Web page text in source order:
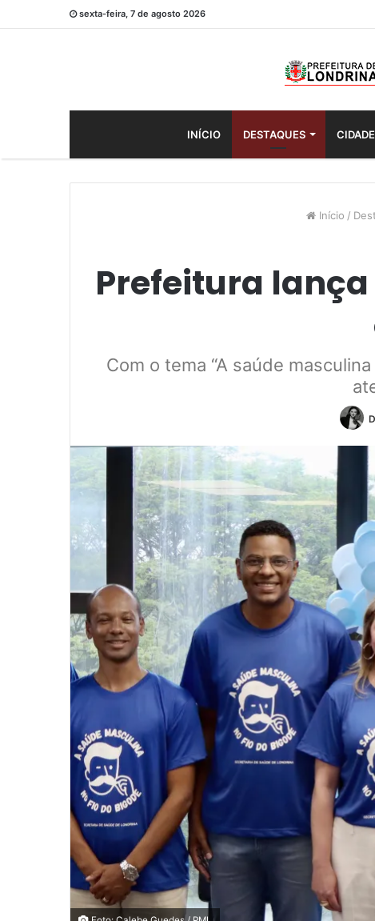
sexta-feira, 7 de agosto 2026
INÍCIO DESTAQUES CIDADE
Início /
Prefeitura
Com o tema “A saúde